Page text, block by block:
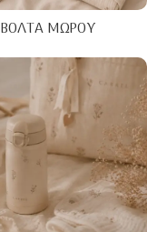
ΒΌΛΤΑ ΜΩΡΟΎ